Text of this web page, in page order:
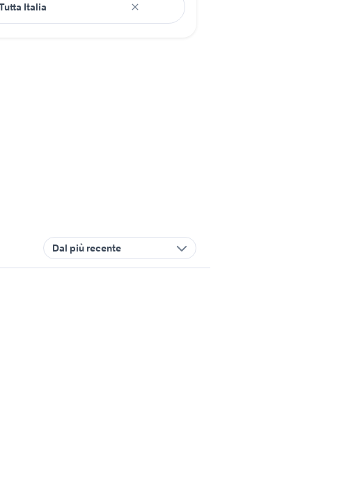
Dal più recente